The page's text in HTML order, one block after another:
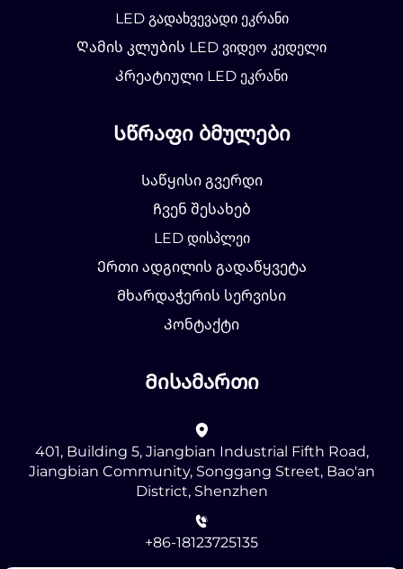
LED გადახვევადი ეკრანი
Ღამის კლუბის LED ვიდეო კედელი
Კრეატიული LED ეკრანი
Სწრაფი ბმულები
Საწყისი გვერდი
Ჩვენ შესახებ
LED დისპლეი
Ერთი ადგილის გადაწყვეტა
Მხარდაჭერის სერვისი
Კონტაქტი
Მისამართი
401, Building 5, Jiangbian Industrial Fifth Road,
Jiangbian Community, Songgang Street, Bao'an
District, Shenzhen
+86-18123725135